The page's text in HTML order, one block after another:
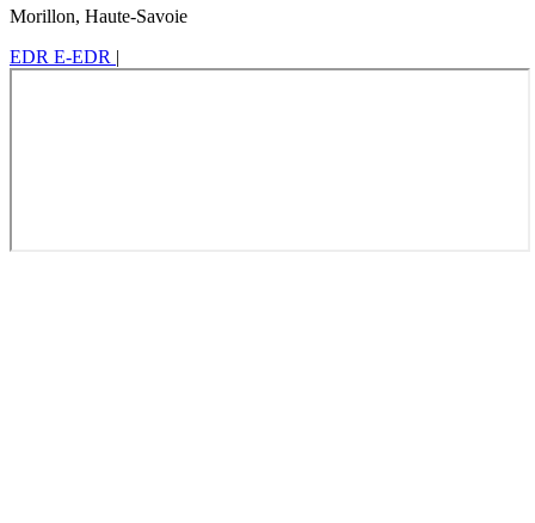
Morillon, Haute-Savoie
EDR E-EDR |